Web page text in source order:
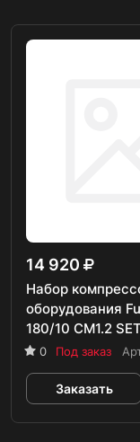
14 920
Набор
оборудования
180/10 CM1.2
0 Под заказ
Заказать